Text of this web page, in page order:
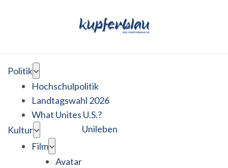
Politik
Hochschulpolitik
Landtagswahl 2026
What Unites U.S.?
Kultur
Film
Avatar
Unileben